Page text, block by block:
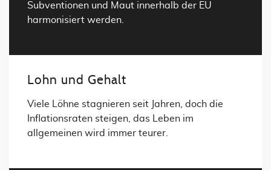
Subventionen und Maut innerhalb der EU
harmonisiert werden.
Lohn und Gehalt
Viele Löhne stagnieren seit Jahren, doch die
Inflationsraten steigen, das Leben im
allgemeinen wird immer teurer.